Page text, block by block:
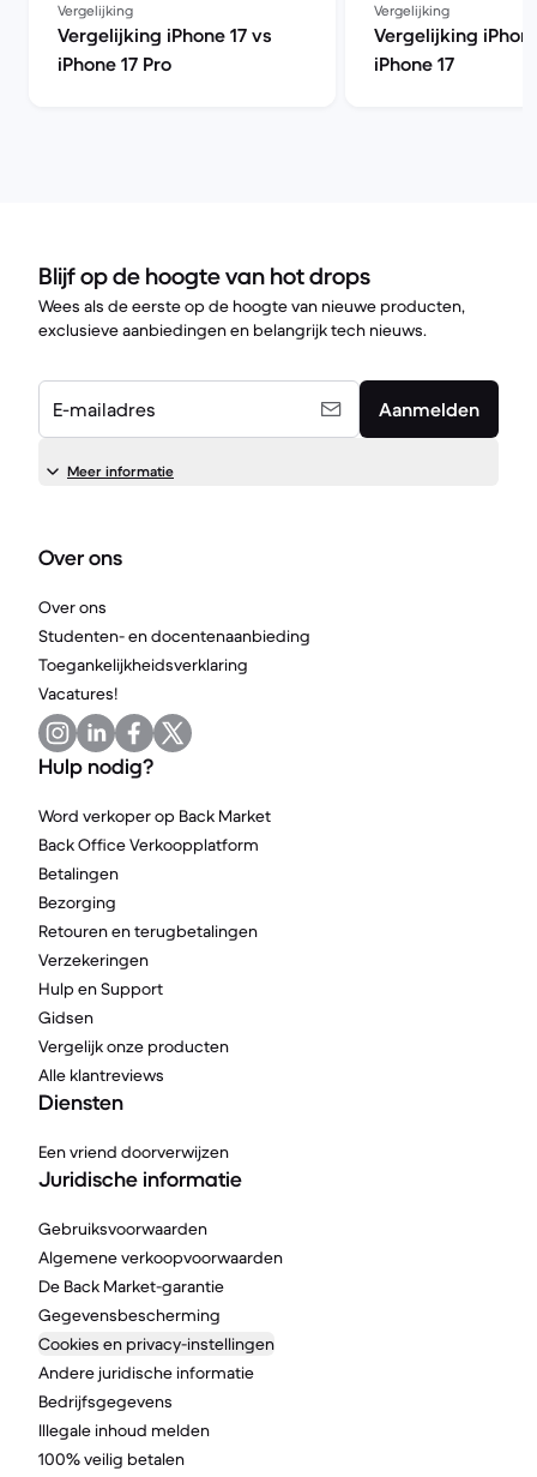
Vergelijking
Vergelijking iPhone 17 vs
iPhone 17 Pro
Vergelijking
Vergelijking
iPhone 17
Blijf op de hoogte van hot drops
Wees als de eerste op de hoogte van nieuwe producten,
exclusieve aanbiedingen en belangrijk tech nieuws.
E-mailadres Aanmelden
Meer informatie
Over ons
Over ons
Studenten- en docentenaanbieding
Toegankelijkheidsverklaring
Vacatures!
Hulp nodig?
Word verkoper op Back Market
Back Office Verkoopplatform
Betalingen
Bezorging
Retouren en terugbetalingen
Verzekeringen
Hulp en Support
Gidsen
Vergelijk onze producten
Alle klantreviews
Diensten
Een vriend doorverwijzen
Juridische informatie
Gebruiksvoorwaarden
Algemene verkoopvoorwaarden
De Back Market-garantie
Gegevensbescherming
Cookies en privacy-instellingen
Andere juridische informatie
Bedrijfsgegevens
Illegale inhoud melden
100% veilig betalen